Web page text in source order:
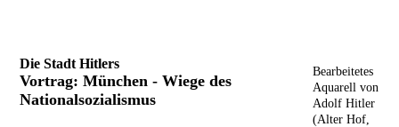
Bearbeitetes
Aquarell von
Adolf Hitler
(Alter Hof,
Die Stadt Hitlers
Vortrag: München - Wiege des
Nationalsozialismus